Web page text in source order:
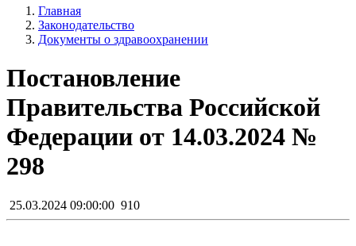
Главная
Законодательство
Документы о здравоохранении
Постановление
Правительства Российской
Федерации от 14.03.2024 №
298
25.03.2024 09:00:00 910